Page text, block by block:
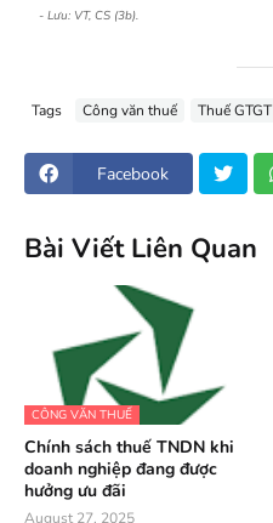
- Lưu: VT, CS (3b).
Tags Công văn thuế Thuế GTGT
Facebook
Bài Viết Liên Quan
CÔNG VĂN THUẾ
Chính sách thuế TNDN khi
doanh nghiệp đang được
hưởng ưu đãi
August 27, 2025